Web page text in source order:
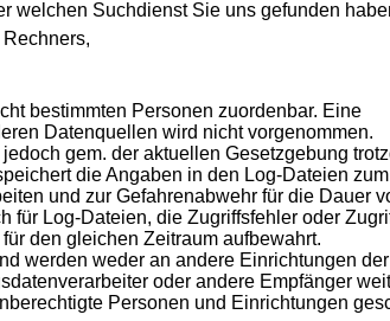
welchen Suchdienst Sie uns gefunden
bestimmten Personen zuordenbar. Eine
Datenquellen wird nicht vorgenommen.
gem. der aktuellen Gesetzgebung
die Angaben in den Log-Dateien
und zur Gefahrenabwehr für die Dauer
für Log-Dateien, die Zugriffsfehler oder
den gleichen Zeitraum aufbewahrt.
werden weder an andere Einrichtungen
oder andere Empfänger
Personen und Einrichtungen